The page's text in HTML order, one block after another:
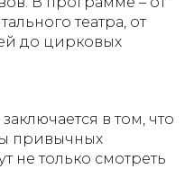
театра, от
до цирковых
в том, что
привычных
не только смотреть